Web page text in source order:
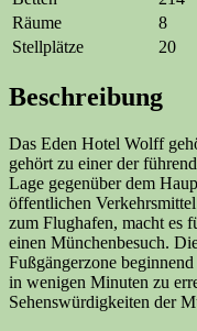
Räume
8
Stellplätze
20
Beschreibung
Das Eden Hotel Wolff
gehört zu einer der
Lage gegenüber dem
öffentlichen
zum Flughafen, macht es
einen Münchenbesuch.
Fußgängerzone
in wenigen Minuten zu
Sehenswürdigkeiten der